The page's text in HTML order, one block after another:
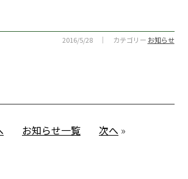
2016/5/28 ｜ カテゴリー お知らせ
お知らせ一覧 次へ »